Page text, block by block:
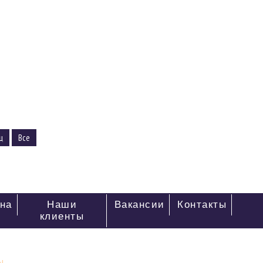
Все
Наши
клиенты
Вакансии Контакты